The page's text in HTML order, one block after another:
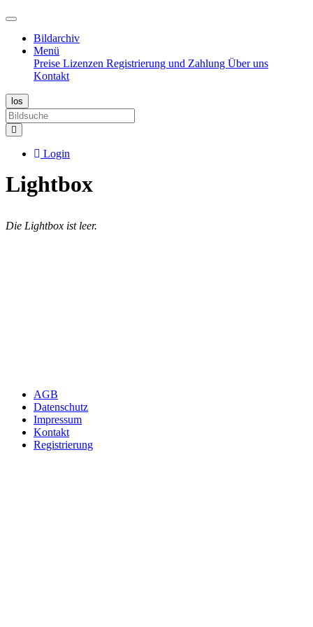
Bildarchiv
Menü
Preise Lizenzen Registrierung und Zahlung Über uns
Kontakt
Login
Lightbox
Die Lightbox ist leer.
AGB
Datenschutz
Impressum
Kontakt
Registrierung